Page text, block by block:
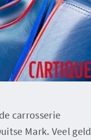
carrosserie
Mark. Veel geld